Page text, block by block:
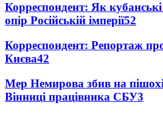
Корреспондент: Як
опір Російській імперії52
Корреспондент: Репортаж
Києва42
Мер Немирова збив на
Вінниці працівника СБУ3